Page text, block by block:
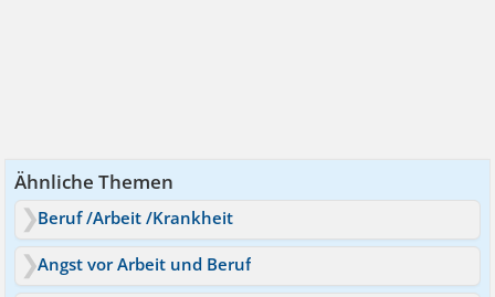
Ähnliche Themen
Beruf /Arbeit /Krankheit
Angst vor Arbeit und Beruf